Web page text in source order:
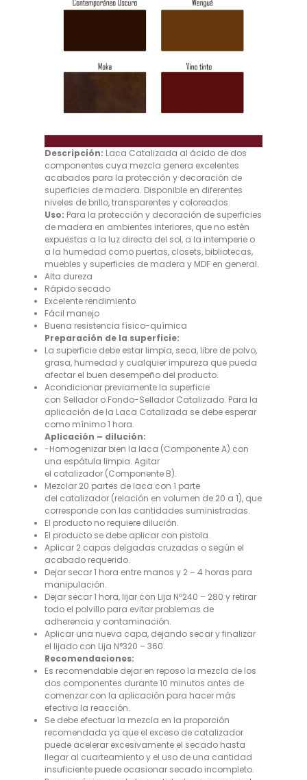
Descripción: Laca Catalizada al ácido de dos
componentes cuya mezcla genera excelentes
acabados para la protección y decoración de
superficies de madera. Disponible en diferentes
niveles de brillo, transparentes y coloreados.
Uso: Para la protección y decoración de superficies
de madera en ambientes interiores, que no estén
expuestas a la luz directa del sol, a la intemperie o
a la humedad como puertas, closets, bibliotecas,
muebles y superficies de madera y MDF en general.
Alta dureza
Rápido secado
Excelente rendimiento
Fácil manejo
Buena resistencia físico-química
Preparación de la superficie:
La superficie debe estar limpia, seca, libre de polvo,
grasa, humedad y cualquier impureza que pueda
afectar el buen desempeño del producto.
Acondicionar previamente la superficie
con Sellador o Fondo-Sellador Catalizado. Para la
aplicación de la Laca Catalizada se debe esperar
como mínimo 1 hora.
Aplicación – dilución:
-Homogenizar bien la laca (Componente A) con
una espátula limpia. Agitar
el catalizador (Componente B).
Mezclar 20 partes de laca con 1 parte
del catalizador (relación en volumen de 20 a 1), que
corresponde con las cantidades suministradas.
El producto no requiere dilución.
El producto se debe aplicar con pistola.
Aplicar 2 capas delgadas cruzadas o según el
acabado requerido.
Dejar secar 1 hora entre manos y 2 – 4 horas para
manipulación.
Dejar secar 1 hora, lijar con Lija Nº240 – 280 y retirar
todo el polvillo para evitar problemas de
adherencia y contaminación.
Aplicar una nueva capa, dejando secar y finalizar
el lijado con Lija N°320 – 360.
Recomendaciones:
Es recomendable dejar en reposo la mezcla de los
dos componentes durante 10 minutos antes de
comenzar con la aplicación para hacer más
efectiva la reacción.
Se debe efectuar la mezcla en la proporción
recomendada ya que el exceso de catalizador
puede acelerar excesivamente el secado hasta
llegar al cuarteamiento y el uso de una cantidad
insuficiente puede ocasionar secado incompleto.